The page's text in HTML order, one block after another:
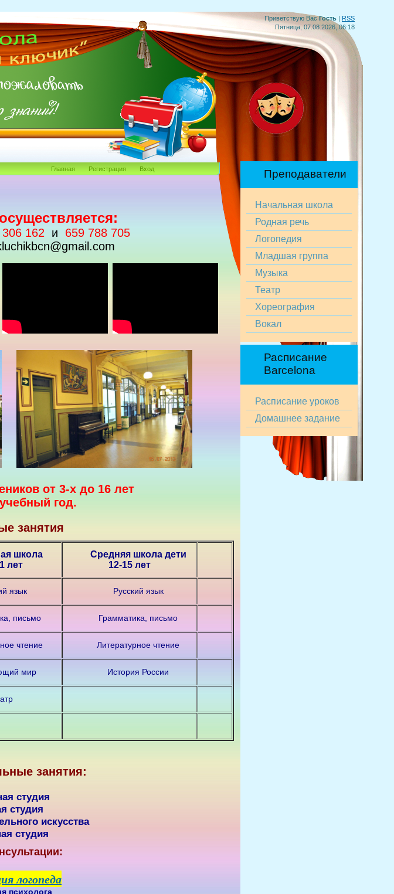
Пятница, 07.08.2026, 06:18
Приветствую Вас Гость | RSS
Главная Регистрация Вход
162 и 659 788 705
от 3-х до 16 лет
год.
занятия
школа
лет
Средняя школа дети
12-15 лет
язык Русский язык
письмо Грамматика, письмо
чтение Литературное чтение
мир История России
занятия:
студия
студия
искусства
студия
логопеда
психолога
Преподаватели
Начальная школа
Родная речь
Логопедия
Младшая группа
Музыка
Театр
Хореография
Вокал
Расписание
Barcelona
Расписание уроков
Домашнее задание